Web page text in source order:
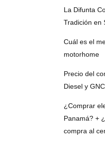
La Difunta
Tradición en
Cuál es el
motorhome
Precio del
Diesel y
¿Comprar
Panamá? +
compra al